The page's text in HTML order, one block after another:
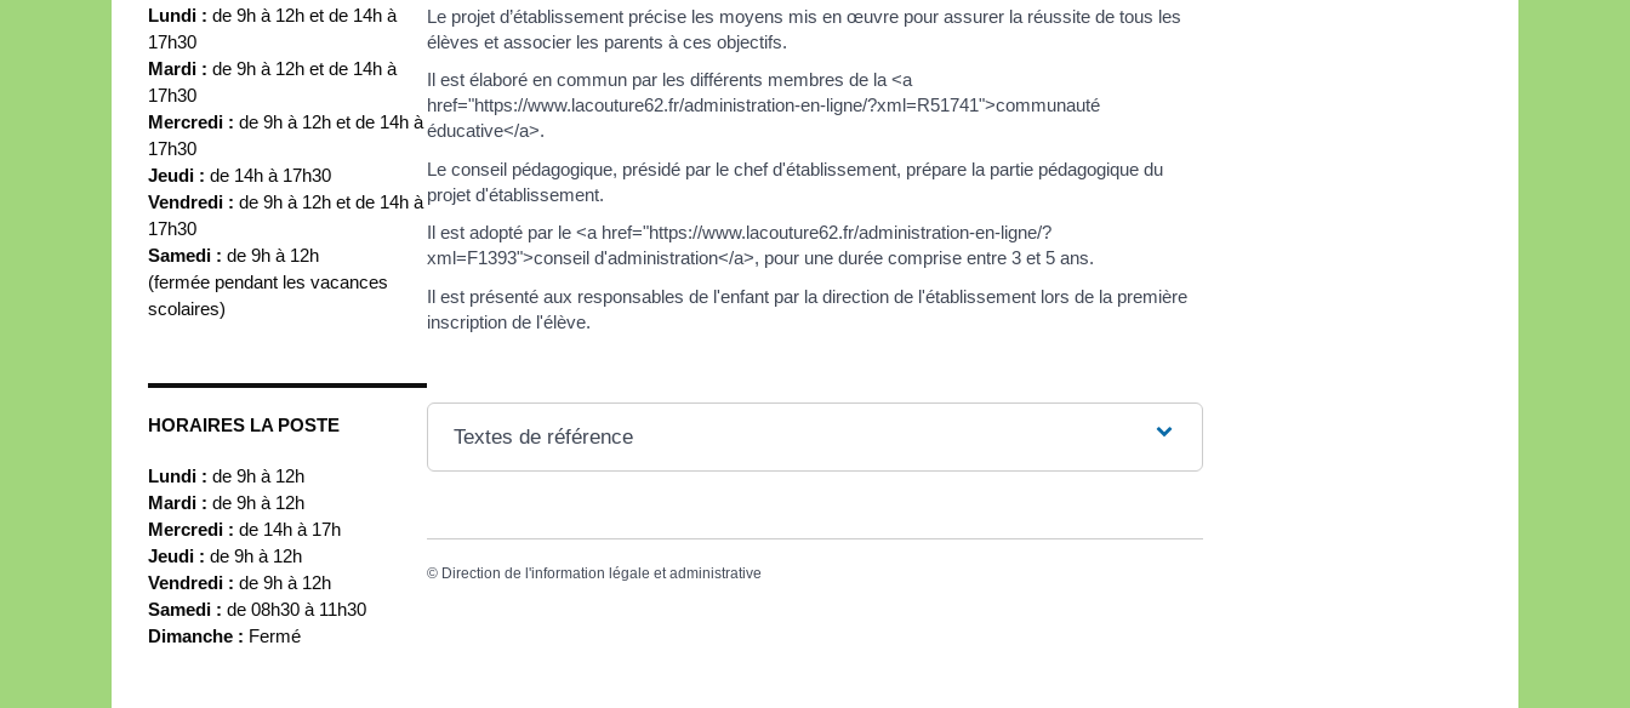
Lundi : de 9h à 12h et de 14h à
17h30
Mardi : de 9h à 12h et de 14h à
17h30
Mercredi : de 9h à 12h et de 14h à
17h30
Jeudi : de 14h à 17h30
Vendredi : de 9h à 12h et de 14h à
17h30
Samedi : de 9h à 12h
(fermée pendant les vacances
scolaires)
HORAIRES LA POSTE
Lundi : de 9h à 12h
Mardi : de 9h à 12h
Mercredi : de 14h à 17h
Jeudi : de 9h à 12h
Vendredi : de 9h à 12h
Samedi : de 08h30 à 11h30
Dimanche : Fermé
Le projet d’établissement précise les moyens mis en œuvre pour assurer la réussite de tous les
élèves et associer les parents à ces objectifs.
Il est élaboré en commun par les différents membres de la <a
href="https://www.lacouture62.fr/administration-en-ligne/?xml=R51741">communauté
éducative</a>.
Le conseil pédagogique, présidé par le chef d'établissement, prépare la partie pédagogique du
projet d'établissement.
Il est adopté par le <a href="https://www.lacouture62.fr/administration-en-ligne/?
xml=F1393">conseil d'administration</a>, pour une durée comprise entre 3 et 5 ans.
Il est présenté aux responsables de l'enfant par la direction de l'établissement lors de la première
inscription de l'élève.
Textes de référence
© Direction de l'information légale et administrative